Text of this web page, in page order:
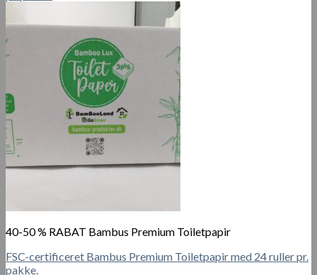
40-50 % RABAT Bambus Premium Toiletpapir
FSC-certificeret Bambus Premium Toiletpapir med 24 ruller pr.
pakke.